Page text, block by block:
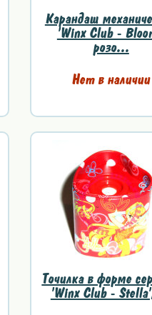
Карандаш
'Winx Club -
розо...
Нет в наличии
Точилка в форме
'Winx Club -